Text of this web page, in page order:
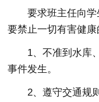
要求班主任向
要禁止一切有害健康
1、不准到水库
事件发生。
2、遵守交通规